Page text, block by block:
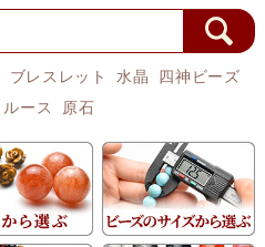
ブレスレット 水晶
四神ビーズ
ルース 原石